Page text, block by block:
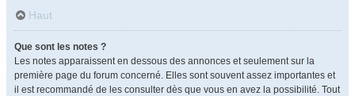
Haut
Que sont les notes ?
Les notes apparaissent en dessous des annonces et seulement sur la
première page du forum concerné. Elles sont souvent assez importantes et
il est recommandé de les consulter dès que vous en avez la possibilité. Tout